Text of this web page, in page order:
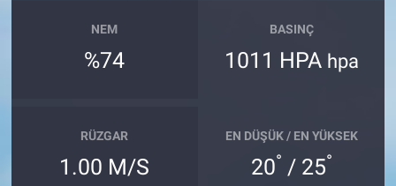
NEM
%74
BASINÇ
1011 HPA hpa
RÜZGAR
1.00 M/S
EN DÜŞÜK / EN YÜKSEK
20° / 25°